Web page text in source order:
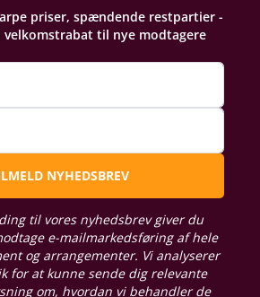
priser, spændende restpartier -
velkomstrabat til nye modtagere
NYHEDSBREV
til vores nyhedsbrev giver du
e-mailmarkedsføring af hele
og arrangementer. Vi analyserer
for at kunne sende dig relevante
om, hvordan vi behandler de